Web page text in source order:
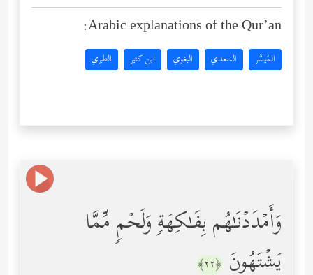
Arabic explanations of the Qur’an:
المُيسَّر السعدي البغوي ابن كثير الطبري
وَأَمۡدَدۡنَـٰهُم بِفَـٰكِهَةࣲ وَلَحۡمࣲ مِّمَّا
یَشۡتَهُونَ ﴿٢٢﴾